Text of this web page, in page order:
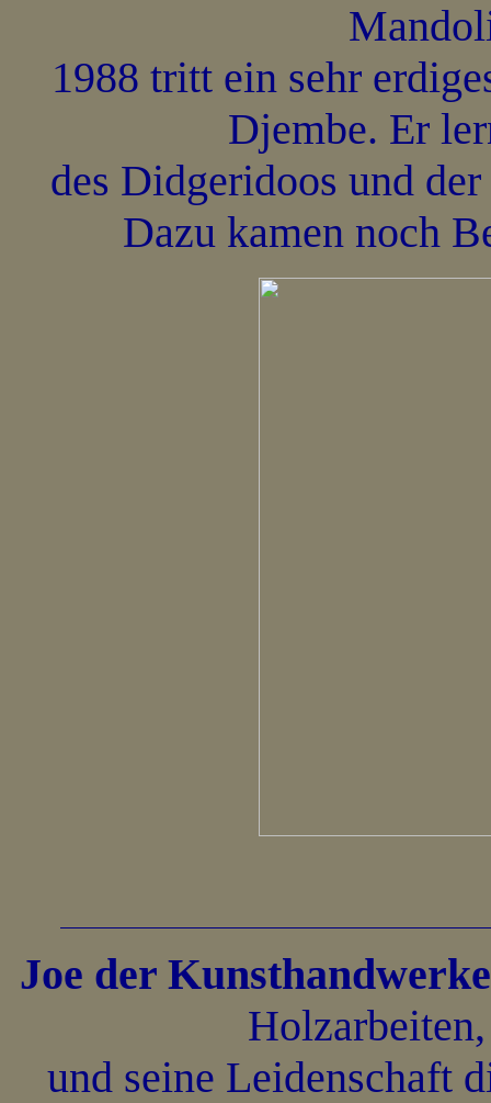
1988 tritt ein sehr
Djembe. Er
des Didgeridoos und
Dazu kamen noch
Joe der
und seine Leidenschaft